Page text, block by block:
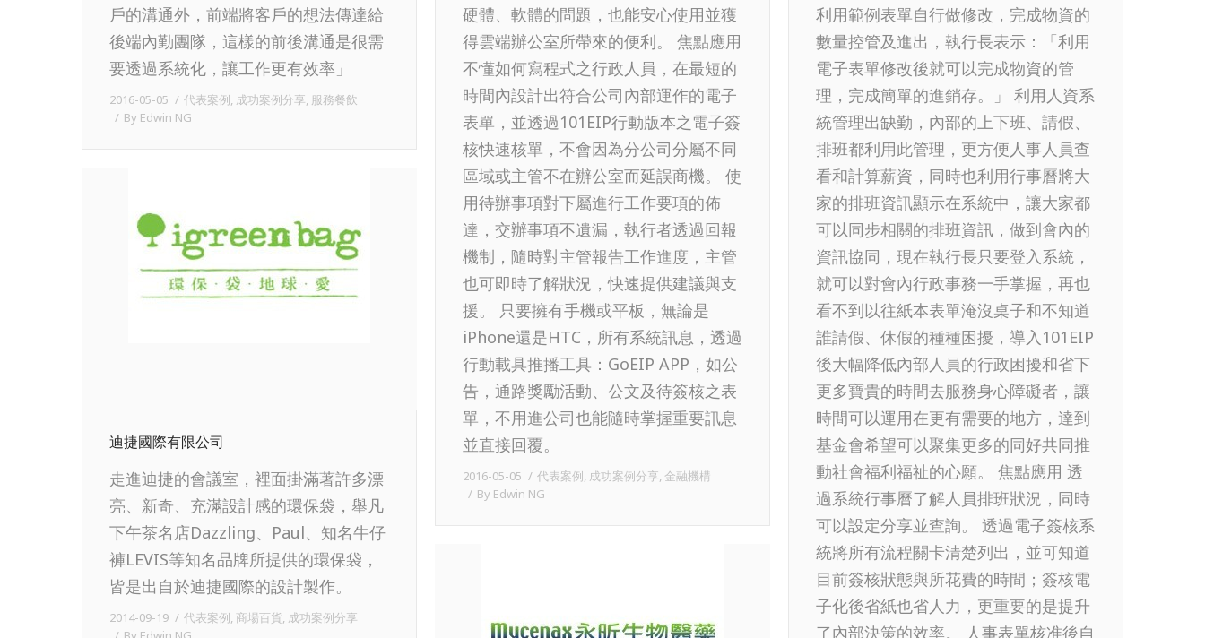
戶的溝通外，前端將客戶的想法傳達給
後端內勤團隊，這樣的前後溝通是很需
要透過系統化，讓工作更有效率」
2016-05-05 代表案例, 成功案例分享, 服務餐飲
By Edwin NG
硬體、軟體的問題，也能安心使用並獲
得雲端辦公室所帶來的便利。 焦點應用
不懂如何寫程式之行政人員，在最短的
時間內設計出符合公司內部運作的電子
表單，並透過101EIP行動版本之電子簽
核快速核單，不會因為分公司分屬不同
區域或主管不在辦公室而延誤商機。 使
用待辦事項對下屬進行工作要項的佈
達，交辦事項不遺漏，執行者透過回報
機制，隨時對主管報告工作進度，主管
也可即時了解狀況，快速提供建議與支
援。 只要擁有手機或平板，無論是
iPhone還是HTC，所有系統訊息，透過
行動載具推播工具：GoEIP APP，如公
告，通路獎勵活動、公文及待簽核之表
單，不用進公司也能隨時掌握重要訊息
並直接回覆。
2016-05-05 代表案例, 成功案例分享, 金融機構
By Edwin NG
利用範例表單自行做修改，完成物資的
數量控管及進出，執行長表示：「利用
電子表單修改後就可以完成物資的管
理，完成簡單的進銷存。」 利用人資系
統管理出缺勤，內部的上下班、請假、
排班都利用此管理，更方便人事人員查
看和計算薪資，同時也利用行事曆將大
家的排班資訊顯示在系統中，讓大家都
可以同步相關的排班資訊，做到會內的
資訊協同，現在執行長只要登入系統，
就可以對會內行政事務一手掌握，再也
看不到以往紙本表單淹沒桌子和不知道
誰請假、休假的種種困擾，導入101EIP
後大幅降低內部人員的行政困擾和省下
更多寶貴的時間去服務身心障礙者，讓
時間可以運用在更有需要的地方，達到
基金會希望可以聚集更多的同好共同推
動社會福利福祉的心願。 焦點應用 透
過系統行事曆了解人員排班狀況，同時
可以設定分享並查詢。 透過電子簽核系
統將所有流程關卡清楚列出，並可知道
目前簽核狀態與所花費的時間；簽核電
子化後省紙也省人力，更重要的是提升
了內部決策的效率。 人事表單核准後自
迪捷國際有限公司
走進迪捷的會議室，裡面掛滿著許多漂
亮、新奇、充滿設計感的環保袋，舉凡
下午茶名店Dazzling、Paul、知名牛仔
褲LEVIS等知名品牌所提供的環保袋，
皆是出自於迪捷國際的設計製作。
2014-09-19 代表案例, 商場百貨, 成功案例分享